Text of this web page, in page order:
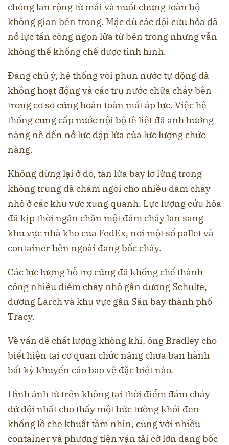
chóng lan rộng từ mái và nuốt chửng toàn bộ
không gian bên trong. Mặc dù các đội cứu hỏa đã
nỗ lực tấn công ngọn lửa từ bên trong nhưng vẫn
không thể khống chế được tình hình.
Đáng chú ý, hệ thống vòi phun nước tự động đã
không hoạt động và các trụ nước chữa cháy bên
trong cơ sở cũng hoàn toàn mất áp lực. Việc hệ
thống cung cấp nước nội bộ tê liệt đã ảnh hưởng
nặng nề đến nỗ lực dập lửa của lực lượng chức
năng.
Không dừng lại ở đó, tàn lửa bay lơ lửng trong
không trung đã châm ngòi cho nhiều đám cháy
nhỏ ở các khu vực xung quanh. Lực lượng cứu hỏa
đã kịp thời ngăn chặn một đám cháy lan sang
khu vực nhà kho của FedEx, nơi một số pallet và
container bên ngoài đang bốc cháy.
Các lực lượng hỗ trợ cũng đã khống chế thành
công nhiều điểm cháy nhỏ gần đường Schulte,
đường Larch và khu vực gần Sân bay thành phố
Tracy.
Về vấn đề chất lượng không khí, ông Bradley cho
biết hiện tại cơ quan chức năng chưa ban hành
bất kỳ khuyến cáo bảo vệ đặc biệt nào.
Hình ảnh từ trên không tại thời điểm đám cháy
dữ dội nhất cho thấy một bức tường khói đen
khổng lồ che khuất tầm nhìn, cùng với nhiều
container và phương tiện vận tải cỡ lớn đang bốc